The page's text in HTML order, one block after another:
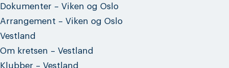
Dokumenter – Viken og Oslo
Arrangement – Viken og Oslo
Vestland
Om kretsen – Vestland
Klubber – Vestland